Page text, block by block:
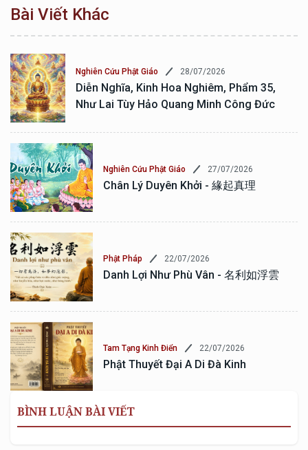
Bài Viết Khác
Nghiên Cứu Phật Giáo 28/07/2026
Diễn Nghĩa, Kinh Hoa Nghiêm, Phẩm 35,
Như Lai Tùy Hảo Quang Minh Công Đức
Nghiên Cứu Phật Giáo 27/07/2026
Chân Lý Duyên Khởi - 緣起真理
Phật Pháp 22/07/2026
Danh Lợi Như Phù Vân - 名利如浮雲
Tam Tạng Kinh Điển 22/07/2026
Phật Thuyết Đại A Di Đà Kinh
BÌNH LUẬN BÀI VIẾT